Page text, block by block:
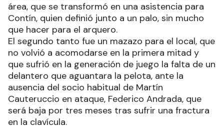
área, que se transformó en una asistencia para
Contín, quien definió junto a un palo, sin mucho
que hacer para el arquero.
El segundo tanto fue un mazazo para el local, que
no volvió a acomodarse en la primera mitad y
que sufrió en la generación de juego la falta de un
delantero que aguantara la pelota, ante la
ausencia del socio habitual de Martín
Cauteruccio en ataque, Federico Andrada, que
será baja por tres meses tras sufrir una fractura
en la clavícula.